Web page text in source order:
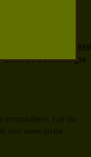
509.959
Code de déontologie
immobiliers, rue du
voir www.ipi.be